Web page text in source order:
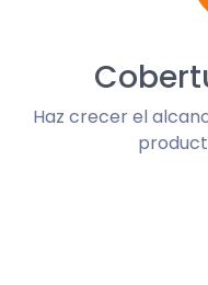
Haz crecer el